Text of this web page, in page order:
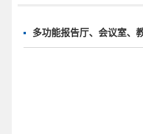
多功能报告厅、会议室、